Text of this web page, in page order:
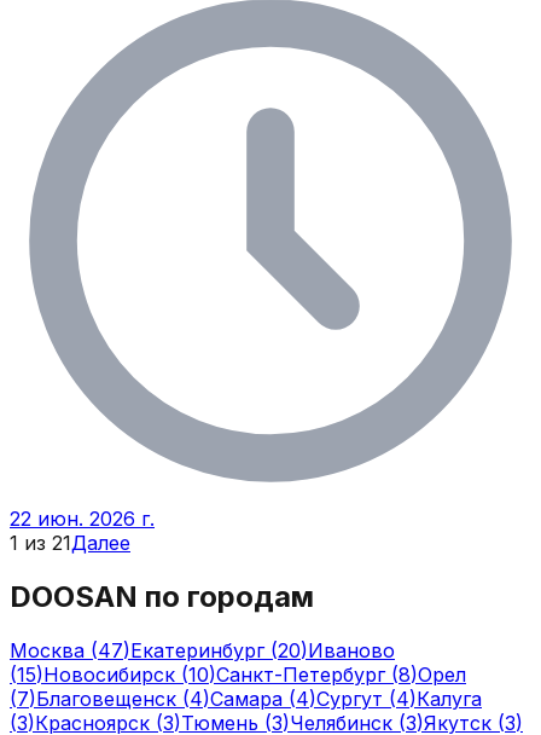
22 июн. 2026 г.
1 из 21Далее
DOOSAN по городам
Москва (47)Екатеринбург(20)Иваново
(15)Новосибирск (10)Санкт-Петербург(8)Орел
(7)Благовещенск (4)Самара (4)Сургут (4)Калуга
(3)Красноярск (3)Тюмень (3)Челябинск (3)Якутск (3)